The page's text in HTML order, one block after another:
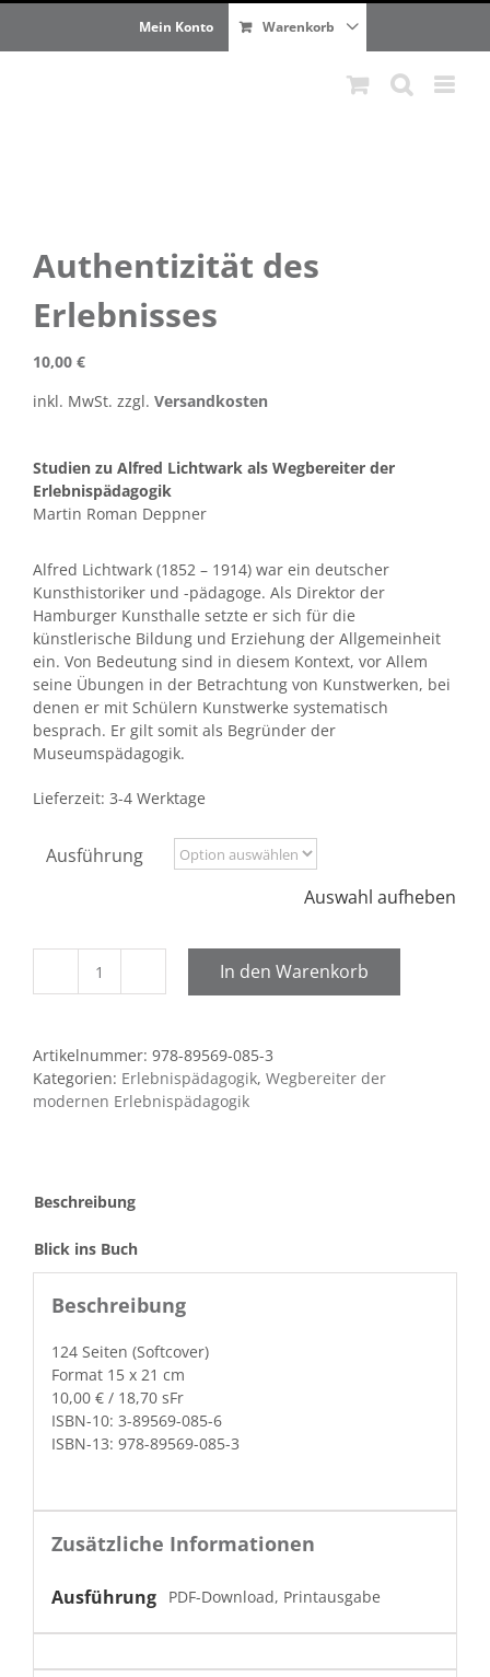
Mein Konto Warenkorb
Authentizität des
Erlebnisses
10,00 €
inkl. MwSt. zzgl. Versandkosten
Studien zu Alfred Lichtwark als Wegbereiter der
Erlebnispädagogik
Martin Roman Deppner
Alfred Lichtwark (1852 – 1914) war ein deutscher
Kunsthistoriker und -pädagoge. Als Direktor der
Hamburger Kunsthalle setzte er sich für die
künstlerische Bildung und Erziehung der Allgemeinheit
ein. Von Bedeutung sind in diesem Kontext, vor Allem
seine Übungen in der Betrachtung von Kunstwerken, bei
denen er mit Schülern Kunstwerke systematisch
besprach. Er gilt somit als Begründer der
Museumspädagogik.
Lieferzeit: 3-4 Werktage
Ausführung
Auswahl aufheben
Authentizität
Menge
In den Warenkorb
Artikelnummer: 978-89569-085-3
Kategorien: Erlebnispädagogik, Wegbereiter der
modernen Erlebnispädagogik
Beschreibung
Blick ins Buch
Beschreibung
124 Seit­en (Soft­cov­er)
For­mat 15 x 21 cm
10,00 € / 18,70 sFr
ISBN-10: 3-89569-085-6
ISBN-13: 978-89569-085-3
Zusätzliche Informationen
Ausführung PDF-Download, Printausgabe